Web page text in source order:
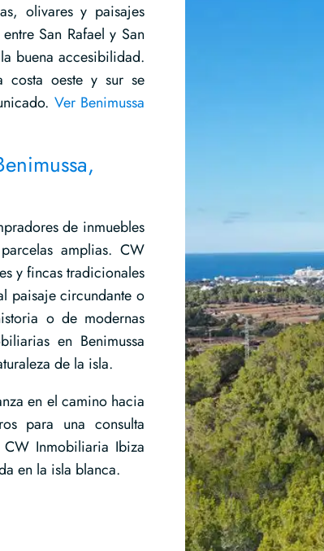
olivares y paisajes
San Rafael y San
buena accesibilidad.
oeste y sur se
Ver Benimussa
de inmuebles
amplias. CW
y fincas tradicionales
paisaje circundante o
o de modernas
en Benimussa
de la isla.
en el camino hacia
para una consulta
Inmobiliaria Ibiza
en la isla blanca.